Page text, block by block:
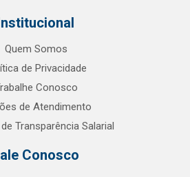
Quem Somos
de Privacidade
Conosco
de Atendimento
Transparência Salarial
Conosco